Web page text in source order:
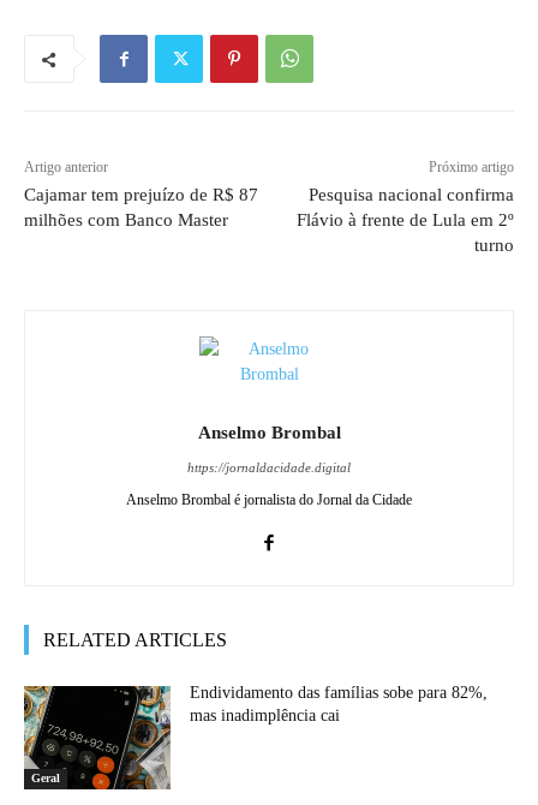
Artigo anterior
Cajamar tem prejuízo de R$ 87
milhões com Banco Master
Próximo artigo
Pesquisa nacional confirma
Flávio à frente de Lula em 2º
turno
Anselmo Brombal
https://jornaldacidade.digital
Anselmo Brombal é jornalista do Jornal da Cidade
RELATED ARTICLES
Geral
Endividamento das famílias sobe para 82%,
mas inadimplência cai